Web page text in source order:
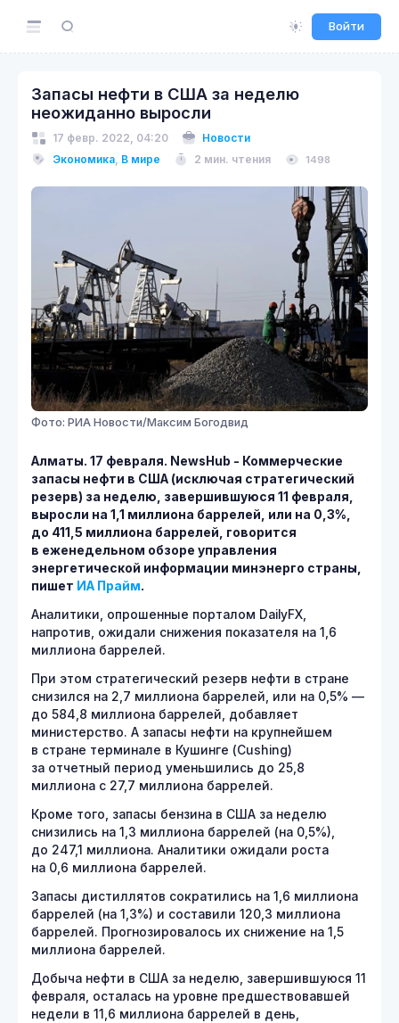
Войти
Запасы нефти в США за неделю
неожиданно выросли
17 февр. 2022, 04:20
Новости
Экономика, В мире 2 мин. чтения 1498
Фото: РИА Новости/Максим Богодвид
Алматы. 17 февраля. NewsHub - Коммерческие
запасы нефти в США (исключая стратегический
резерв) за неделю, завершившуюся 11 февраля,
выросли на 1,1 миллиона баррелей, или на 0,3%,
до 411,5 миллиона баррелей, говорится
в еженедельном обзоре управления
энергетической информации минэнерго страны,
пишет ИА Прайм.
Аналитики, опрошенные порталом DailyFX,
напротив, ожидали снижения показателя на 1,6
миллиона баррелей.
При этом стратегический резерв нефти в стране
снизился на 2,7 миллиона баррелей, или на 0,5% —
до 584,8 миллиона баррелей, добавляет
министерство. А запасы нефти на крупнейшем
в стране терминале в Кушинге (Cushing)
за отчетный период уменьшились до 25,8
миллиона с 27,7 миллиона баррелей.
Кроме того, запасы бензина в США за неделю
снизились на 1,3 миллиона баррелей (на 0,5%),
до 247,1 миллиона. Аналитики ожидали роста
на 0,6 миллиона баррелей.
Запасы дистиллятов сократились на 1,6 миллиона
баррелей (на 1,3%) и составили 120,3 миллиона
баррелей. Прогнозировалось их снижение на 1,5
миллиона баррелей.
Добыча нефти в США за неделю, завершившуюся 11
февраля, осталась на уровне предшествовавшей
недели в 11,6 миллиона баррелей в день,